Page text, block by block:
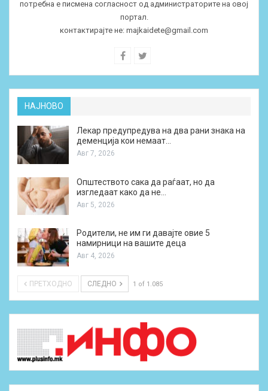
потребна е писмена согласност од администраторите на овој
портал.
контактирајте не: majkaidete@gmail.com
НАЈНОВО
Лекар предупредува на два рани знака на
деменција кои немаат…
Авг 7, 2026
Општеството сака да раѓаат, но да
изгледаат како да не…
Авг 5, 2026
Родители, не им ги давајте овие 5
намирници на вашите деца
Авг 4, 2026
ПРЕТХОДНО СЛЕДНО 1 of 1.085